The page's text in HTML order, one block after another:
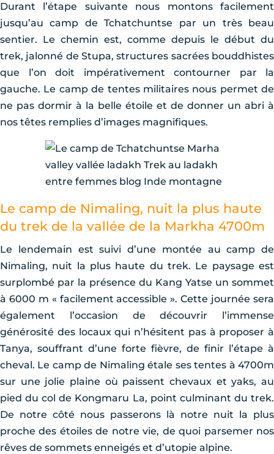
Durant l’étape suivante nous montons facilement
jusqu’au camp de Tchatchuntse par un très beau
sentier. Le chemin est, comme depuis le début du
trek, jalonné de Stupa, structures sacrées bouddhistes
que l’on doit impérativement contourner par la
gauche. Le camp de tentes militaires nous permet de
ne pas dormir à la belle étoile et de donner un abri à
nos têtes remplies d’images magnifiques.
Le camp de Nimaling, nuit la plus haute
du trek de la vallée de la Markha 4700m
Le lendemain est suivi d’une montée au camp de
Nimaling, nuit la plus haute du trek. Le paysage est
surplombé par la présence du Kang Yatse un sommet
à 6000 m « facilement accessible ». Cette journée sera
également l’occasion de découvrir l’immense
générosité des locaux qui n’hésitent pas à proposer à
Tanya, souffrant d’une forte fièvre, de finir l’étape à
cheval. Le camp de Nimaling étale ses tentes à 4700m
sur une jolie plaine où paissent chevaux et yaks, au
pied du col de Kongmaru La, point culminant du trek.
De notre côté nous passerons là notre nuit la plus
proche des étoiles de notre vie, de quoi parsemer nos
rêves de sommets enneigés et d’utopie alpine.